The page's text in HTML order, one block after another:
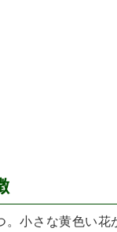
。小さな黄色い花